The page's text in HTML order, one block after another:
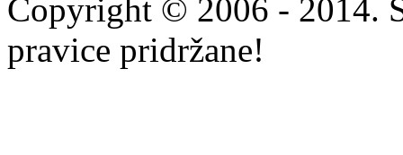
Copyright © 2006 - 2014.
pravice pridržane!